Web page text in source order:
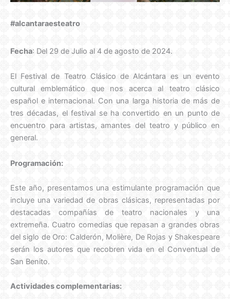
#alcantaraesteatro
Fecha: Del 29 de Julio al 4 de agosto de 2024.
El Festival de Teatro Clásico de Alcántara es un evento
cultural emblemático que nos acerca al teatro clásico
español e internacional. Con una larga historia de más de
tres décadas, el festival se ha convertido en un punto de
encuentro para artistas, amantes del teatro y público en
general.
Programación:
Este año, presentamos una estimulante programación que
incluye una variedad de obras clásicas, representadas por
destacadas compañías de teatro nacionales y una
extremeña. Cuatro comedias que repasan a grandes obras
del siglo de Oro: Calderón, Molière, De Rojas y Shakespeare
serán los autores que recobren vida en el Conventual de
San Benito.
Actividades complementarias: